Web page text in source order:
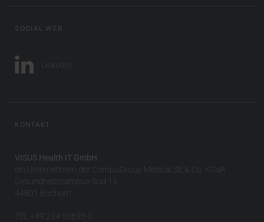
SOCIAL WEB
LinkedIn
KONTAKT
VISUS Health IT GmbH
ein Unternehmen der CompuGroup Medical SE & Co. KGaA
Gesundheitscampus-Süd 15
44801 Bochum
TEL +49 234 93693-0